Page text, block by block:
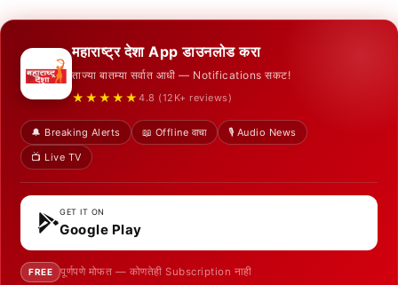
महाराष्ट्र देशा App डाउनलोड करा
ताज्या बातम्या सर्वात आधी — Notifications सकट!
★★★★★ 4.8 (12K+ reviews)
🔔 Breaking Alerts 📖 Offline वाचा
🎙️ Audio News
📺 Live TV
GET IT ON
Google Play
FREE पूर्णपणे मोफत — कोणतेही Subscription नाही